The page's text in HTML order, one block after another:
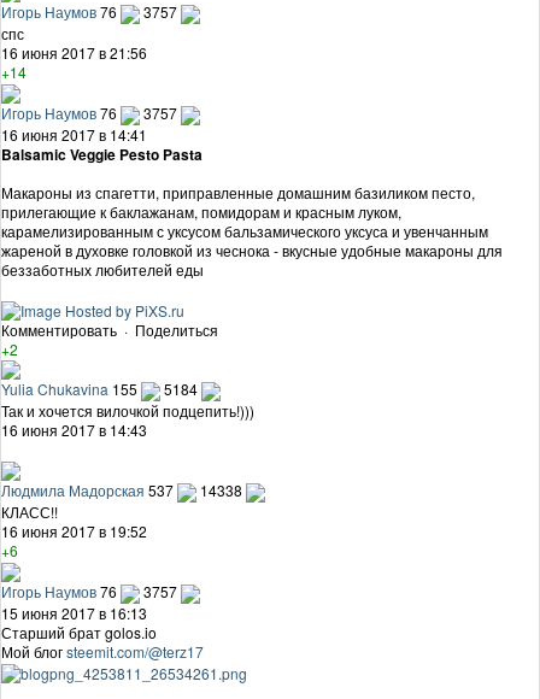
Игорь Наумов76
3757
спс
16 июня 2017 в 21:56
+14
Игорь Наумов76
3757
16 июня 2017 в 14:41
Balsamic Veggie Pesto Pasta
Макароны из спагетти, приправленные домашним базиликом песто,
прилегающие к баклажанам, помидорам и красным луком,
карамелизированным с уксусом бальзамического уксуса и увенчанным
жареной в духовке головкой из чеснока - вкусные удобные макароны для
беззаботных любителей еды
Комментировать · Поделиться
+2
Yulia Chukavina 155
5184
Так и хочется вилочкой подцепить!)))
16 июня 2017 в 14:43
Людмила Мадорская 537
14338
КЛАСС!!
16 июня 2017 в 19:52
+6
Игорь Наумов76
3757
15 июня 2017 в 16:13
Старший брат golos.io
Мой блогsteemit.com/@terz17